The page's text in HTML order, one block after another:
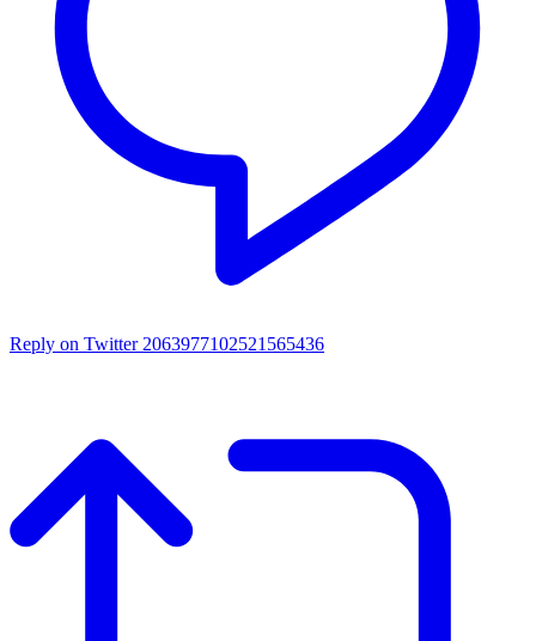
Reply on Twitter 2063977102521565436